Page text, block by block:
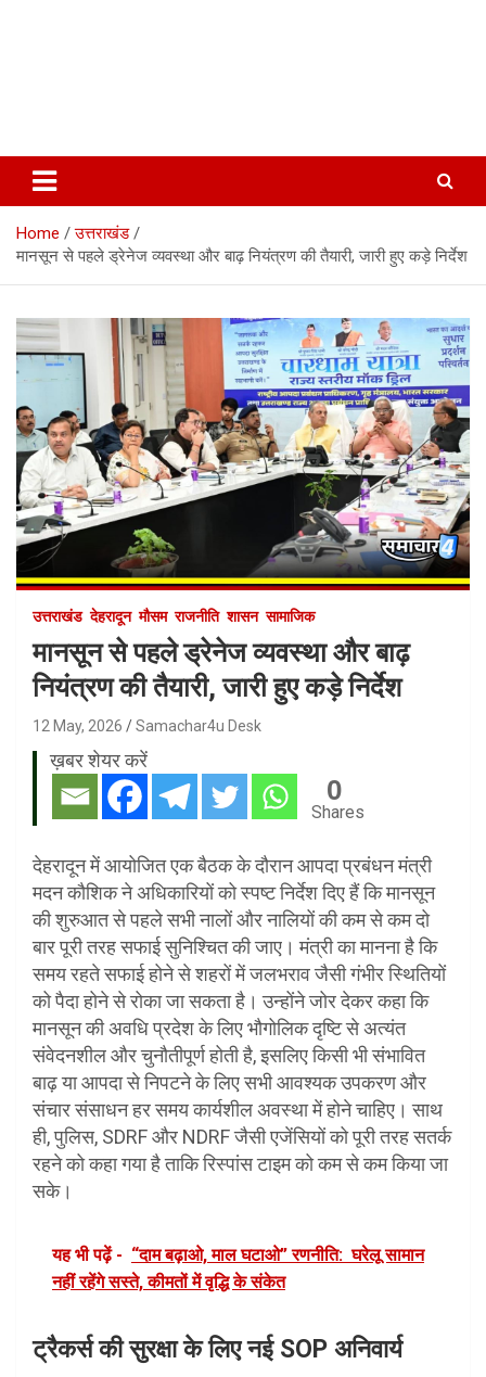
Home
उत्तराखंड
मानसून से पहले ड्रेनेज व्यवस्था और बाढ़ नियंत्रण की तैयारी, जारी हुए कड़े निर्देश
उत्तराखंड देहरादून मौसम राजनीति शासन सामाजिक
मानसून से पहले ड्रेनेज व्यवस्था और बाढ़
नियंत्रण की तैयारी, जारी हुए कड़े निर्देश
12 May, 2026 Samachar4u Desk
ख़बर शेयर करें
0
Shares
देहरादून में आयोजित एक बैठक के दौरान आपदा प्रबंधन मंत्री
मदन कौशिक ने अधिकारियों को स्पष्ट निर्देश दिए हैं कि मानसून
की शुरुआत से पहले सभी नालों और नालियों की कम से कम दो
बार पूरी तरह सफाई सुनिश्चित की जाए। मंत्री का मानना है कि
समय रहते सफाई होने से शहरों में जलभराव जैसी गंभीर स्थितियों
को पैदा होने से रोका जा सकता है। उन्होंने जोर देकर कहा कि
मानसून की अवधि प्रदेश के लिए भौगोलिक दृष्टि से अत्यंत
संवेदनशील और चुनौतीपूर्ण होती है, इसलिए किसी भी संभावित
बाढ़ या आपदा से निपटने के लिए सभी आवश्यक उपकरण और
संचार संसाधन हर समय कार्यशील अवस्था में होने चाहिए। साथ
ही, पुलिस, SDRF और NDRF जैसी एजेंसियों को पूरी तरह सतर्क
रहने को कहा गया है ताकि रिस्पांस टाइम को कम से कम किया जा
सके।
यह भी पढ़ें - “दाम बढ़ाओ, माल घटाओ” रणनीति: घरेलू सामान
नहीं रहेंगे सस्ते, कीमतों में वृद्धि के संकेत
ट्रैकर्स की सुरक्षा के लिए नई SOP अनिवार्य